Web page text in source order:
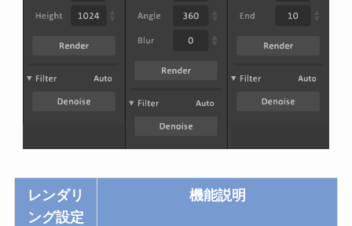
レンダリ
ング設定
機能説明